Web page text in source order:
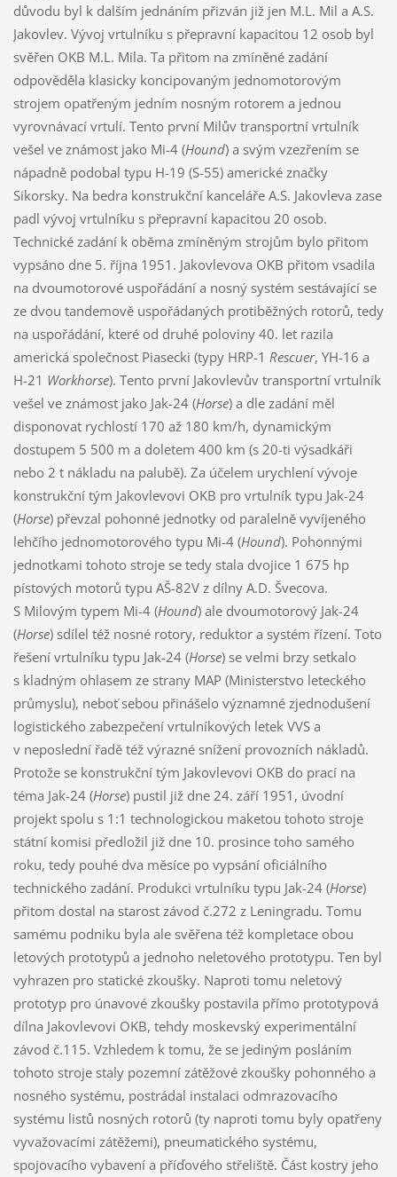
důvodu byl k dalším jednáním přizván již jen M.L. Mil a A.S.
Jakovlev. Vývoj vrtulníku s přepravní kapacitou 12 osob byl
svěřen OKB M.L. Mila. Ta přitom na zmíněné zadání
odpověděla klasicky koncipovaným jednomotorovým
strojem opatřeným jedním nosným rotorem a jednou
vyrovnávací vrtulí. Tento první Milův transportní vrtulník
vešel ve známost jako Mi-4 (Hound) a svým vzezřením se
nápadně podobal typu H-19 (S-55) americké značky
Sikorsky. Na bedra konstrukční kanceláře A.S. Jakovleva zase
padl vývoj vrtulníku s přepravní kapacitou 20 osob.
Technické zadání k oběma zmíněným strojům bylo přitom
vypsáno dne 5. října 1951. Jakovlevova OKB přitom vsadila
na dvoumotorové uspořádání a nosný systém sestávající se
ze dvou tandemově uspořádaných protiběžných rotorů, tedy
na uspořádání, které od druhé poloviny 40. let razila
americká společnost Piasecki (typy HRP-1 Rescuer, YH-16 a
H-21 Workhorse). Tento první Jakovlevův transportní vrtulník
vešel ve známost jako Jak-24 (Horse) a dle zadání měl
disponovat rychlostí 170 až 180 km/h, dynamickým
dostupem 5 500 m a doletem 400 km (s 20-ti výsadkáři
nebo 2 t nákladu na palubě). Za účelem urychlení vývoje
konstrukční tým Jakovlevovi OKB pro vrtulník typu Jak-24
(Horse) převzal pohonné jednotky od paralelně vyvíjeného
lehčího jednomotorového typu Mi-4 (Hound). Pohonnými
jednotkami tohoto stroje se tedy stala dvojice 1 675 hp
pístových motorů typu AŠ-82V z dílny A.D. Švecova.
S Milovým typem Mi-4 (Hound) ale dvoumotorový Jak-24
(Horse) sdílel též nosné rotory, reduktor a systém řízení. Toto
řešení vrtulníku typu Jak-24 (Horse) se velmi brzy setkalo
s kladným ohlasem ze strany MAP (Ministerstvo leteckého
průmyslu), neboť sebou přinášelo významné zjednodušení
logistického zabezpečení vrtulníkových letek VVS a
v neposlední řadě též výrazné snížení provozních nákladů.
Protože se konstrukční tým Jakovlevovi OKB do prací na
téma Jak-24 (Horse) pustil již dne 24. září 1951, úvodní
projekt spolu s 1:1 technologickou maketou tohoto stroje
státní komisi předložil již dne 10. prosince toho samého
roku, tedy pouhé dva měsíce po vypsání oficiálního
technického zadání. Produkci vrtulníku typu Jak-24 (Horse)
přitom dostal na starost závod č.272 z Leningradu. Tomu
samému podniku byla ale svěřena též kompletace obou
letových prototypů a jednoho neletového prototypu. Ten byl
vyhrazen pro statické zkoušky. Naproti tomu neletový
prototyp pro únavové zkoušky postavila přímo prototypová
dílna Jakovlevovi OKB, tehdy moskevský experimentální
závod č.115. Vzhledem k tomu, že se jediným posláním
tohoto stroje staly pozemní zátěžové zkoušky pohonného a
nosného systému, postrádal instalaci odmrazovacího
systému listů nosných rotorů (ty naproti tomu byly opatřeny
vyvažovacími zátěžemi), pneumatického systému,
spojovacího vybavení a příďového střeliště. Část kostry jeho